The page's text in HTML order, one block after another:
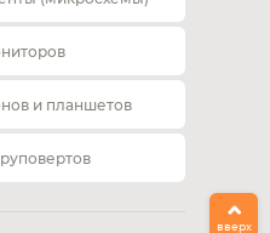
и планшетов
вверх